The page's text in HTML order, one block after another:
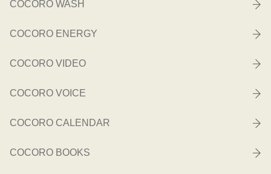
COCORO WASH
COCORO ENERGY
COCORO VIDEO
COCORO VOICE
COCORO CALENDAR
COCORO BOOKS